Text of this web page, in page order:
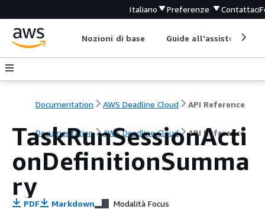
Italiano Preferenze Contattaci
Nozioni di base Guide all'assistenza
Documentation AWS Deadline Cloud API Reference
Documentation AWS Deadline Cloud API Reference
TaskRunSessionActi
onDefinitionSumma
ry
PDF Markdown Modalità Focus